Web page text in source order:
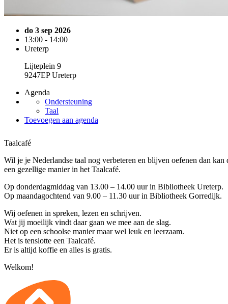
do 3 sep 2026
13:00 - 14:00
Ureterp
Lijteplein 9
9247EP Ureterp
Agenda
Ondersteuning
Taal
Toevoegen aan agenda
Taalcafé
Wil je je Nederlandse taal nog verbeteren en blijven oefenen dan kan
een gezellige manier in het Taalcafé.
Op donderdagmiddag van 13.00 – 14.00 uur in Bibliotheek Ureterp.
Op maandagochtend van 9.00 – 11.30 uur in Bibliotheek Gorredijk.
Wij oefenen in spreken, lezen en schrijven.
Wat jij moeilijk vindt daar gaan we mee aan de slag.
Niet op een schoolse manier maar wel leuk en leerzaam.
Het is tenslotte een Taalcafé.
Er is altijd koffie en alles is gratis.
Welkom!